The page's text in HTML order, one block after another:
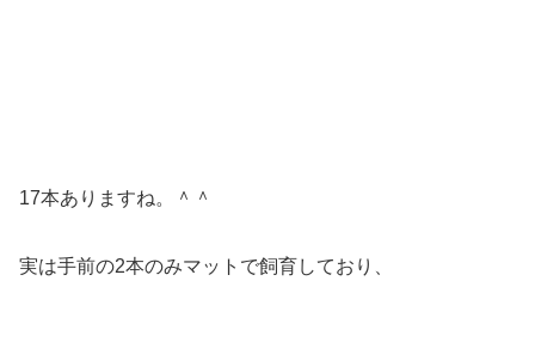
17本ありますね。＾＾
実は手前の2本のみマットで飼育しており、